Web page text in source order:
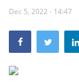
Misri
Dec 5, 2022 - 14:47